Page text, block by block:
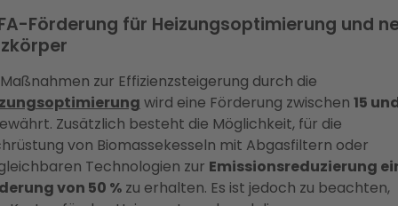
Förderung für Heizungsoptimierung und
zur Effizienzsteigerung durch die
wird eine Förderung zwischen 15
Zusätzlich besteht die Möglichkeit, für die
von Biomassekesseln mit Abgasfiltern oder
Technologien zur Emissionsreduzierung
von 50 % zu erhalten. Es ist jedoch zu beachten,